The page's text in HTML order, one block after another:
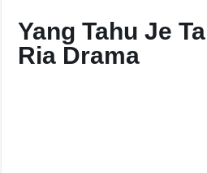
Yang Tahu Je
Ria Drama